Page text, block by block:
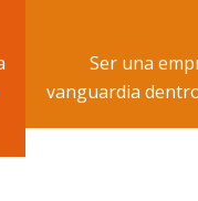
Ser una
vanguardia